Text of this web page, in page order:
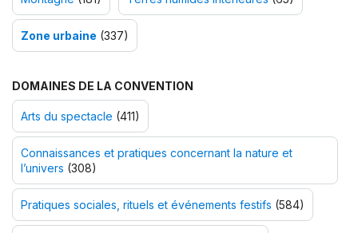
Zone urbaine (337)
DOMAINES DE LA CONVENTION
Arts du spectacle (411)
Connaissances et pratiques concernant la nature et
l’univers (308)
Pratiques sociales, rituels et événements festifs (584)